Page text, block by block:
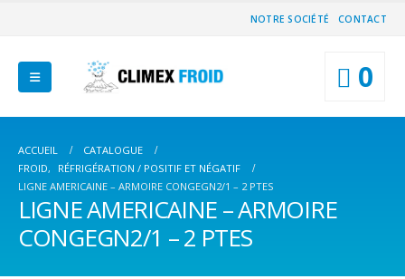
NOTRE SOCIÉTÉ CONTACT
0
ACCUEIL
CATALOGUE
FROID,
RÉFRIGÉRATION / POSITIF ET NÉGATIF
LIGNE AMERICAINE – ARMOIRE CONGEGN2/1 – 2 PTES
LIGNE AMERICAINE – ARMOIRE
CONGEGN2/1 – 2 PTES